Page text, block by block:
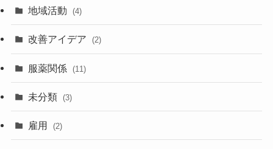
地域活動 (4)
改善アイデア (2)
服薬関係 (11)
未分類 (3)
雇用 (2)